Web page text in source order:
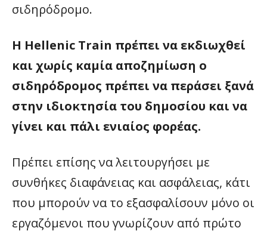
σιδηρόδρομο.
Η Hellenic Train πρέπει να εκδιωχθεί
και χωρίς καμία αποζημίωση ο
σιδηρόδρομος πρέπει να περάσει ξανά
στην ιδιοκτησία του δημοσίου και να
γίνει και πάλι ενιαίος φορέας.
Πρέπει επίσης να λειτουργήσει με
συνθήκες διαφάνειας και ασφάλειας, κάτι
που μπορούν να το εξασφαλίσουν μόνο οι
εργαζόμενοι που γνωρίζουν από πρώτο